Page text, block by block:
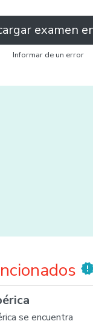
examen
Informar de un error
se encuentra